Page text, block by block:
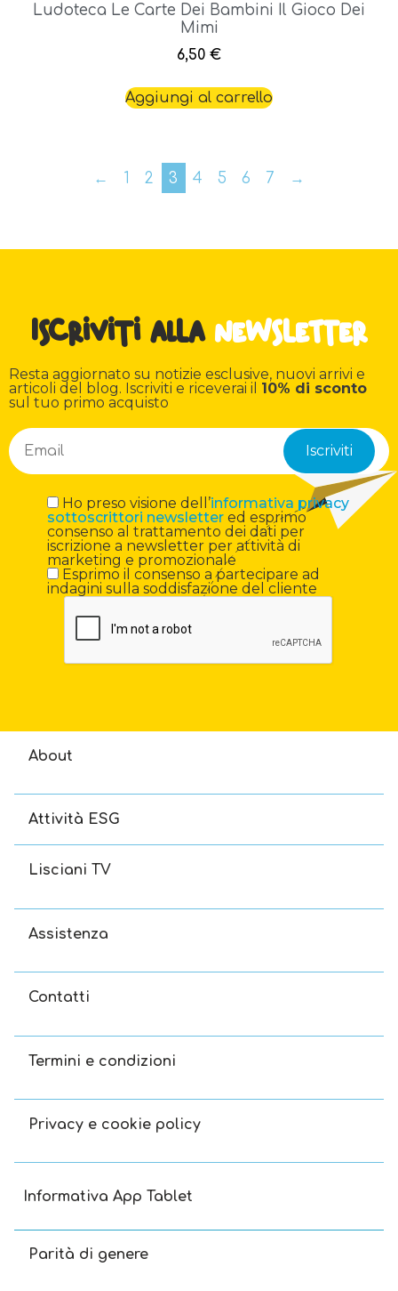
Ludoteca Le Carte Dei Bambini Il Gioco Dei
Mimi
6,50 €
Aggiungi al carrello
← 1 2 3 4 5 6 7 →
Iscriviti alla newsletter
Resta aggiornato su notizie esclusive, nuovi arrivi e
articoli del blog. Iscriviti e riceverai il 10% di sconto
sul tuo primo acquisto
Ho preso visione dell’informativa privacy
sottoscrittori newslettered esprimo
consenso al trattamento dei dati per
iscrizione a newsletter per attività di
marketing e promozionale
Esprimo il consenso a partecipare ad
indagini sulla soddisfazione del cliente
About
Attività ESG
Lisciani TV
Assistenza
Contatti
Termini e condizioni
Privacy e cookie policy
Informativa App Tablet
Parità di genere